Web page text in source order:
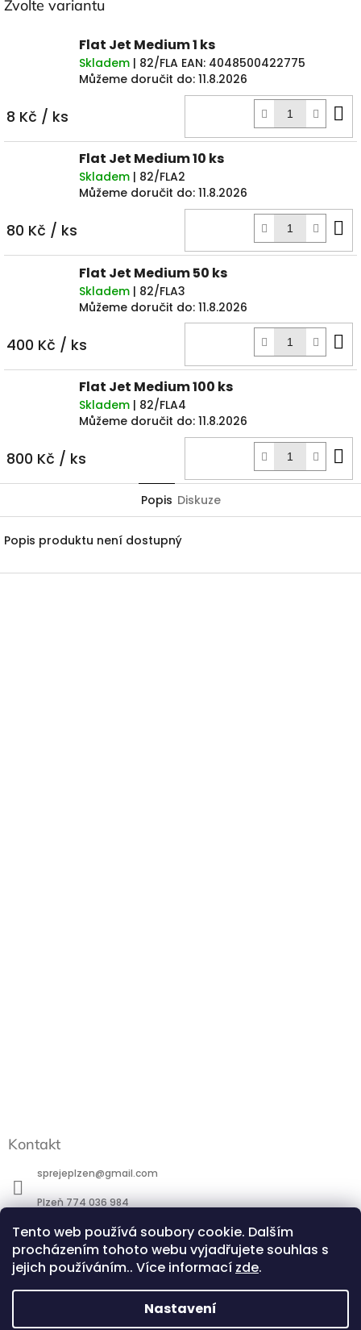
Tento web používá soubory cookie. Dalším
procházením tohoto webu vyjadřujete souhlas s
jejich používáním.. Více informací zde.
Nastavení
Zvolte variantu
Flat Jet Medium 1 ks
Skladem | 82/FLA EAN: 4048500422775
Můžeme doručit do: 11.8.2026
8 Kč / ks
Flat Jet Medium 10 ks
Skladem | 82/FLA2
Můžeme doručit do: 11.8.2026
80 Kč / ks
Flat Jet Medium 50 ks
Skladem | 82/FLA3
Můžeme doručit do: 11.8.2026
400 Kč / ks
Flat Jet Medium 100 ks
Skladem | 82/FLA4
Můžeme doručit do: 11.8.2026
800 Kč / ks
Popis Diskuze
Popis produktu není dostupný
Kontakt
sprejeplzen@gmail.com
Plzeň 774 036 984
Praha 777 088 184
http://www.facebook.com/profile.php?id=100095266581744
@sprejeplzen.cz